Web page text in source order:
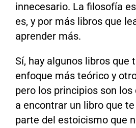
innecesario. La filosofía
es, y por más libros que
aprender más.
Sí, hay algunos libros que
enfoque más teórico y
pero los principios son los
a encontrar un libro que
parte del estoicismo que